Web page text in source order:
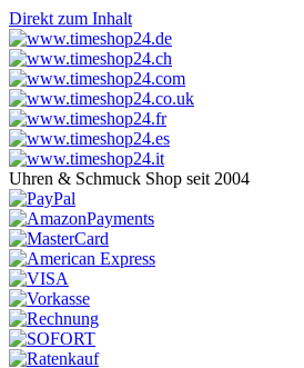
Direkt zum Inhalt
Uhren & Schmuck Shop seit 2004